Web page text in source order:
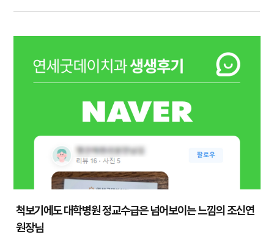
척보기에도 대학병원 정교수급은 넘어보이는 느낌의 조신연
원장님